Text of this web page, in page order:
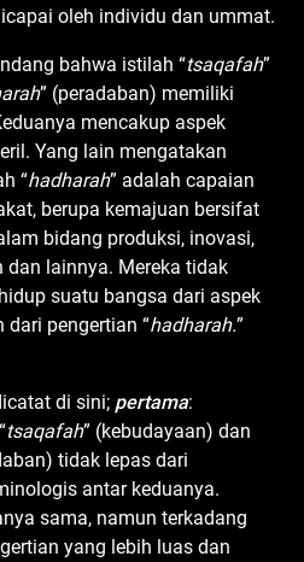
oleh individu dan ummat.
bahwa istilah “tsaqafah”
” (peradaban) memiliki
mencakup aspek
Yang lain mengatakan
“hadharah” adalah capaian
berupa kemajuan bersifat
bidang produksi, inovasi,
dan lainnya. Mereka tidak
suatu bangsa dari aspek
pengertian “hadharah.”
di sini; pertama:
tsaqafah” (kebudayaan) dan
tidak lepas dari
antar keduanya.
sama, namun terkadang
yang lebih luas dan